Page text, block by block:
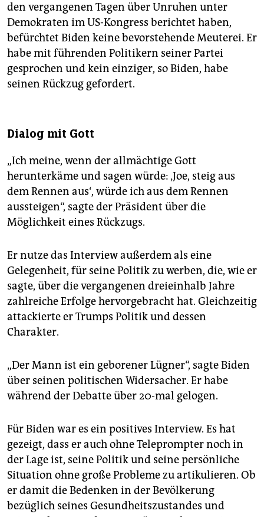
den vergangenen Tagen über Unruhen unter
Demokraten im US-Kongress berichtet haben,
befürchtet Biden keine bevorstehende Meuterei. Er
habe mit führenden Politikern seiner Partei
gesprochen und kein einziger, so Biden, habe
seinen Rückzug gefordert.
Dialog mit Gott
„Ich meine, wenn der allmächtige Gott
herunterkäme und sagen würde: ‚Joe, steig aus
dem Rennen aus‘, würde ich aus dem Rennen
aussteigen“, sagte der Präsident über die
Möglichkeit eines Rückzugs.
Er nutze das Interview außerdem als eine
Gelegenheit, für seine Politik zu werben, die, wie er
sagte, über die vergangenen dreieinhalb Jahre
zahlreiche Erfolge hervorgebracht hat. Gleichzeitig
attackierte er Trumps Politik und dessen
Charakter.
„Der Mann ist ein geborener Lügner“, sagte Biden
über seinen politischen Widersacher. Er habe
während der Debatte über 20-mal gelogen.
Für Biden war es ein positives Interview. Es hat
gezeigt, dass er auch ohne Teleprompter noch in
der Lage ist, seine Politik und seine persönliche
Situation ohne große Probleme zu artikulieren. Ob
er damit die Bedenken in der Bevölkerung
bezüglich seines Gesundheitszustandes und